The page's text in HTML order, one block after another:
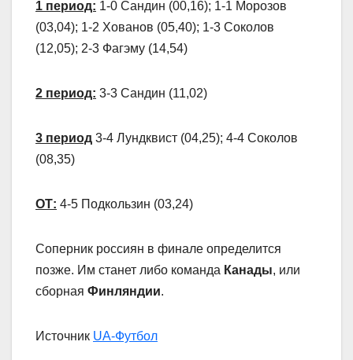
1 период: 1-0 Сандин (00,16); 1-1 Морозов
(03,04); 1-2 Хованов (05,40); 1-3 Соколов
(12,05); 2-3 Фагэму (14,54)
2 период: 3-3 Сандин (11,02)
3 период 3-4 Лундквист (04,25); 4-4 Соколов
(08,35)
ОТ: 4-5 Подкользин (03,24)
Соперник россиян в финале определится
позже. Им станет либо команда Канады, или
сборная Финляндии.
Источник UA-Футбол